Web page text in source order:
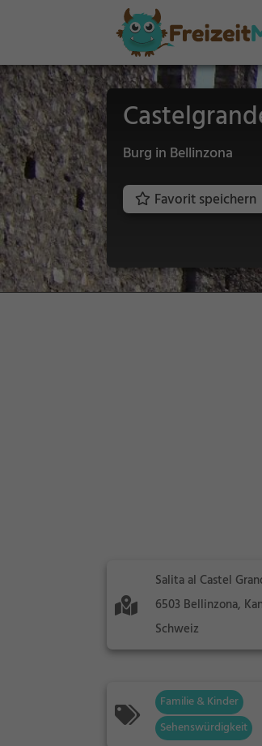
Burg in Bellinzona
Favorit speichern
Salita al Castel
6503 Bellinzona,
Schweiz
Familie & Kinder
Sehenswürdigkeit